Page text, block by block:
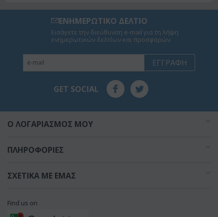
ΕΝΗΜΕΡΩΤΙΚΟ ΔΕΛΤΙΟ
Εισάγετε την διεύθυνση e-mail για τη λήψη
ενημερωτικών δελτίων και προσφορών.
ΕΓΓΡΑΦΉ
GET SOCIAL
O ΛΟΓΑΡΙΑΣΜΌΣ ΜΟΥ
ΠΛΗΡΟΦΟΡΊΕΣ
ΣΧΕΤΙΚΆ ΜΕ ΕΜΆΣ
Find us on